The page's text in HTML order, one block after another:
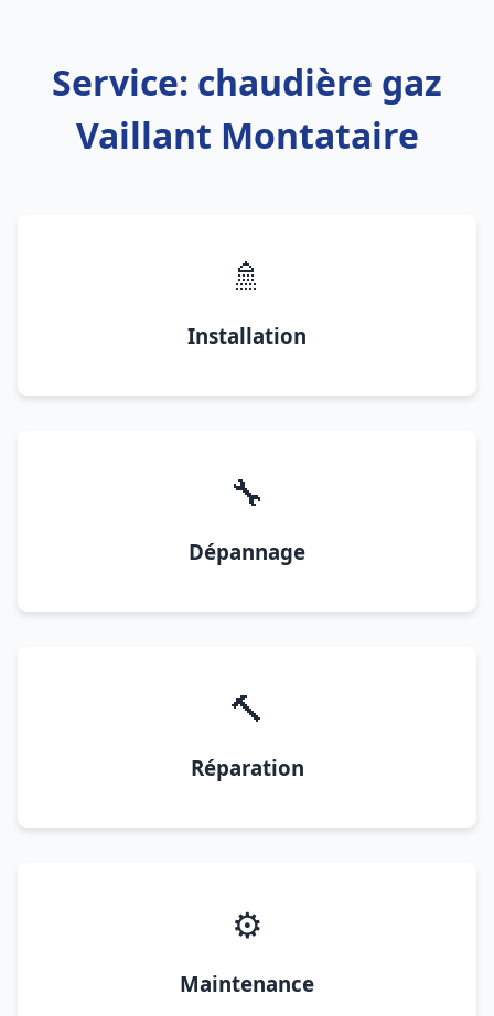
Service: chaudière gaz
Vaillant Montataire
🚿
Installation
🔧
Dépannage
🔨
Réparation
⚙️
Maintenance